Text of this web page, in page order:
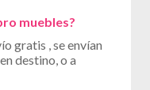
muebles?
gratis , se envían
destino, o a